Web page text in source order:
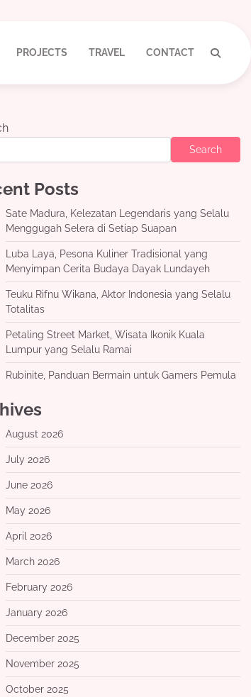
PROJECTS TRAVEL CONTACT
Search
Posts
Sate Madura, Kelezatan Legendaris yang Selalu
Menggugah Selera di Setiap Suapan
Luba Laya, Pesona Kuliner Tradisional yang
Menyimpan Cerita Budaya Dayak Lundayeh
Teuku Rifnu Wikana, Aktor Indonesia yang Selalu
Totalitas
Petaling Street Market, Wisata Ikonik Kuala
Lumpur yang Selalu Ramai
Rubinite, Panduan Bermain untuk Gamers Pemula
August 2026
July 2026
June 2026
May 2026
April 2026
March 2026
February 2026
January 2026
December 2025
November 2025
October 2025